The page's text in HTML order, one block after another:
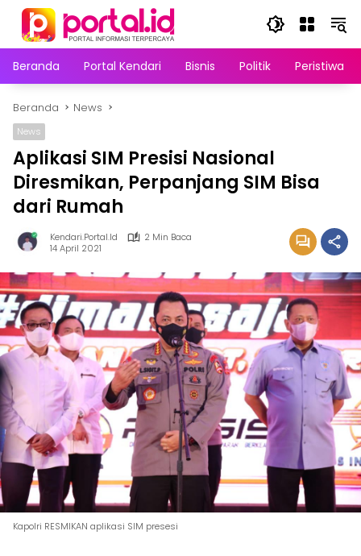
Langsung
konten
Beranda
Portal Kendari Bisnis Politik Peristiwa
Beranda News
News
Aplikasi SIM Presisi Nasional
Diresmikan, Perpanjang SIM Bisa
dari Rumah
Kendari.portal.id
2 Min Baca
14 April 2021
Kapolri RESMIKAN aplikasi SIM presesi